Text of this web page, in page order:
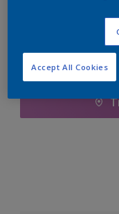
Accept All Cookies